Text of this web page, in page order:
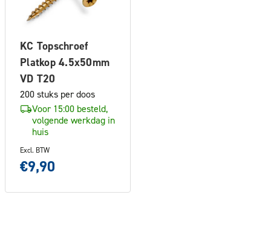
KC Topschroef
Platkop 4.5x50mm
VD T20
200 stuks per doos
Voor 15:00 besteld,
volgende werkdag in
huis
Excl. BTW
€9,90